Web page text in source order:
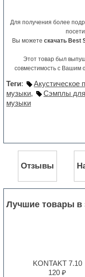
Для получения более
Вы можетескачать Best
Этот товар был
совместимость с Вашим
Теги: Акустическое
музыки, Сэмплы
музыки
Отзывы
Лучшие товары в
KONTAKT 7.10
120 ₽